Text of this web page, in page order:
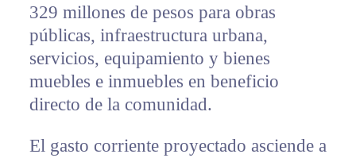
329 millones de pesos para obras
públicas, infraestructura urbana,
servicios, equipamiento y bienes
muebles e inmuebles en beneficio
directo de la comunidad.
El gasto corriente proyectado asciende a